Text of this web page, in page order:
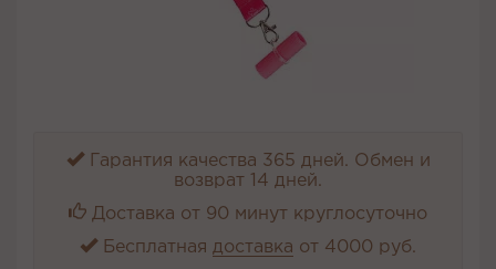
Гарантия качества 365 дней. Обмен и
возврат 14 дней.
Доставка от 90 минут круглосуточно
Бесплатная доставка от 4000 руб.